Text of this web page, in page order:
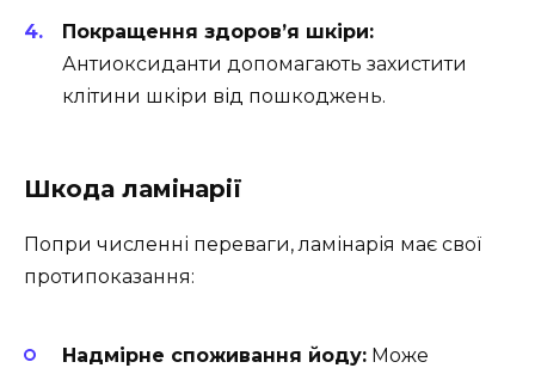
Покращення здоров’я шкіри:
Антиоксиданти допомагають захистити
клітини шкіри від пошкоджень.
Шкода ламінарії
Попри численні переваги, ламінарія має свої
протипоказання:
Надмірне споживання йоду: Може